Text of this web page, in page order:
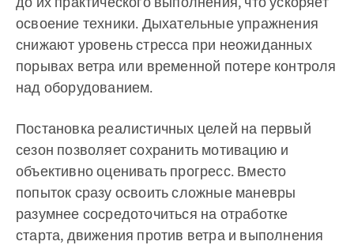
освоение техники. Дыхательные упражнения
снижают уровень стресса при неожиданных
порывах ветра или временной потере контроля
над оборудованием.
Постановка реалистичных целей на первый
сезон позволяет сохранить мотивацию и
объективно оценивать прогресс. Вместо
попыток сразу освоить сложные маневры
разумнее сосредоточиться на отработке
старта, движения против ветра и выполнения